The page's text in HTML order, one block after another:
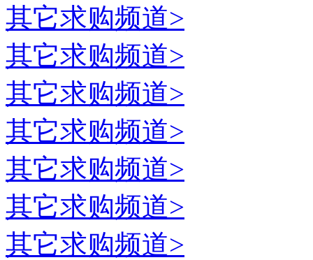
其它求购频道>
其它求购频道>
其它求购频道>
其它求购频道>
其它求购频道>
其它求购频道>
其它求购频道>